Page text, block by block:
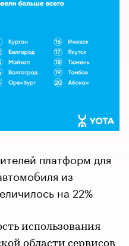
платформ для
из
на 22%
использования